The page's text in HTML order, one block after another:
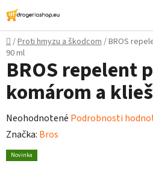
Prejsť
na
obsah
Domov
/Proti hmyzu a škodcom/BROS
90 ml
BROS repelent
komárom a
Priemerné
hodnotenie
produktu
Neohodnotené Podrobnosti
Značka: Bros
Novinka